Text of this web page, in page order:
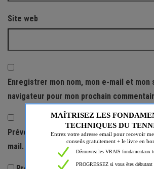
Site web
Enregistrer mon nom, mon e-mail et mon
navigateur pour mon prochain
Prévenez-moi de tous les nouveaux
mail.